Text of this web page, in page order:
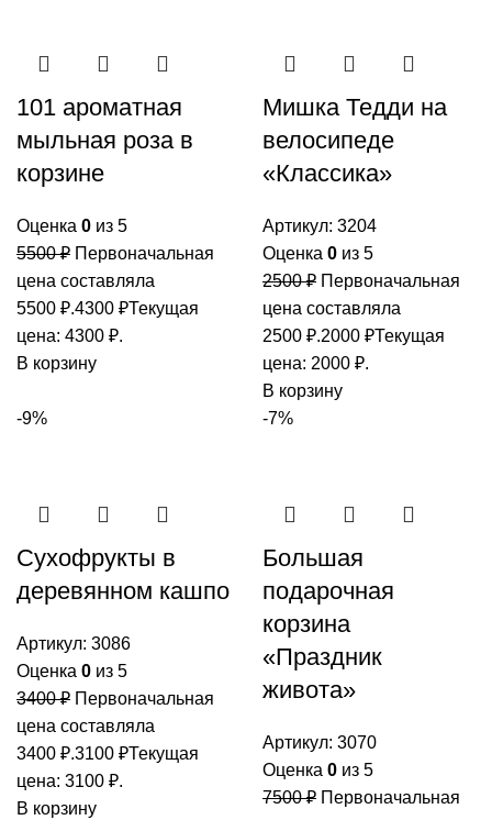
101 ароматная
мыльная роза в
корзине
Оценка 0 из 5
5500₽ Первоначальная
цена составляла
5500 ₽.4300 ₽Текущая
цена: 4300 ₽.
В корзину
Мишка Тедди на
велосипеде
«Классика»
Артикул: 3204
Оценка 0 из 5
2500₽ Первоначальная
цена составляла
2500 ₽.2000 ₽Текущая
цена: 2000 ₽.
В корзину
-9%
Сухофрукты в
деревянном кашпо
Артикул: 3086
Оценка 0 из 5
3400₽ Первоначальная
цена составляла
3400 ₽.3100 ₽Текущая
цена: 3100 ₽.
В корзину
-7%
Большая
подарочная
корзина
«Праздник
живота»
Артикул: 3070
Оценка 0 из 5
7500₽ Первоначальная